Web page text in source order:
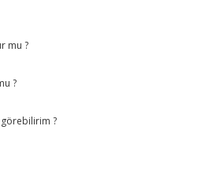
mu ?
?
görebilirim ?